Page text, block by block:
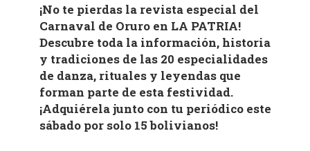
¡No te pierdas la revista especial del
Carnaval de Oruro en LA PATRIA!
Descubre toda la información, historia
y tradiciones de las 20 especialidades
de danza, rituales y leyendas que
forman parte de esta festividad.
¡Adquiérela junto con tu periódico este
sábado por solo 15 bolivianos!